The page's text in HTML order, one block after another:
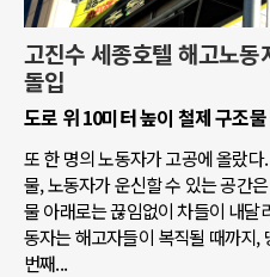
고진수 세종호텔 해고노
돌입
도로 위 10미터 높이 철제 구조
또 한 명의 노동자가 고공에 올랐
물, 노동자가 운신할 수 있는 공간
물 아래로는 끊임없이 차들이 내달
동자는 해고자들이 복직될 때까지,
번째...